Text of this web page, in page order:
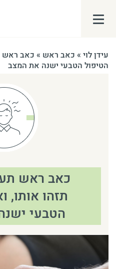
עידן לוי » כאב ראש » כאב ראש
הטיפול הטבעי ישנה את המצב
כאב ראש
תזהו אותו,
הטבעי
פתח\סגור תפריט צד